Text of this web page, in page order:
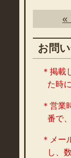
«
お問
＊掲載
た時
＊営業
番で
＊メー
し、